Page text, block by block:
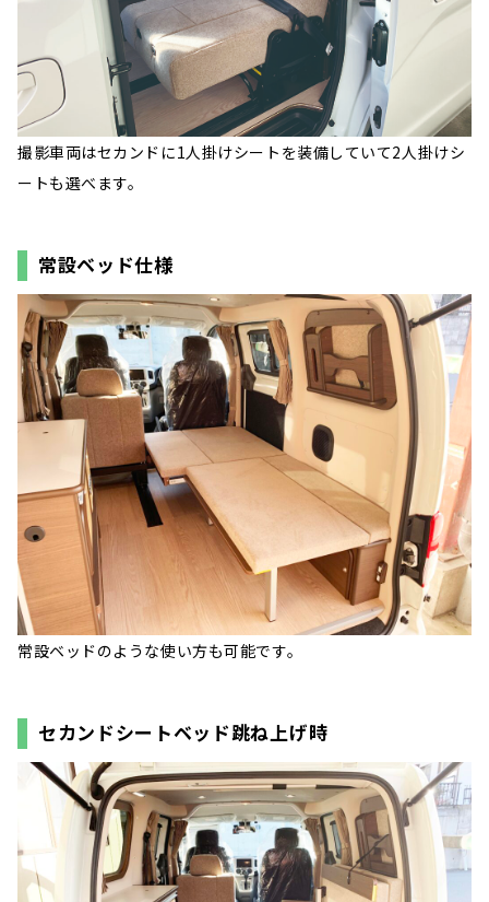
撮影車両はセカンドに1人掛けシートを装備していて2人掛けシ
ートも選べます。
常設ベッド仕様
常設ベッドのような使い方も可能です。
セカンドシートベッド跳ね上げ時